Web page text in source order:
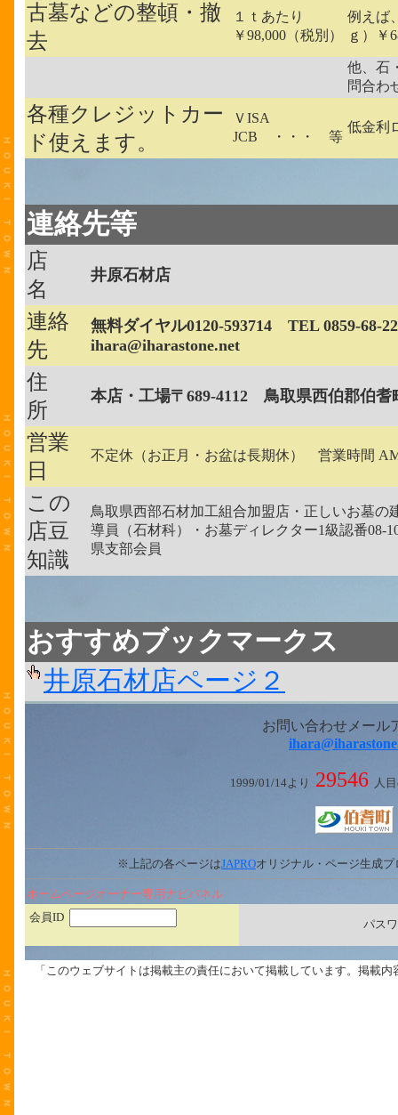
古墓などの整頓・撤
去
１ｔあたり
￥98,000（税別）
例えば
ｇ）￥
他、石
問合わ
各種クレジットカー
ド使えます。
ＶISA
JCB ・・・ 等
低金利
連絡先等
店
名
井原石材店
連絡
先
無料ダイヤル0120-593714 TEL 0859-68-
ihara@iharastone.net
住
所
本店・工場〒689-4112 鳥取県西伯郡伯耆
営業
日
不定休（お正月・お盆は長期休） 営業時間
この
店豆
知識
鳥取県西部石材加工組合加盟店・正しいお墓
導員（石材科）・お墓ディレクター1級認番08-
県支部会員
おすすめブックマークス
井原石材店ページ２
お問い合わせメール
1999/01/14より 29546 人
※上記の各ページはJAPROオリジナル・ページ生成
ホームページオーナー専用ナビパネル
会員ID
パス
「このウェブサイトは掲載主の責任において掲載しています。掲載